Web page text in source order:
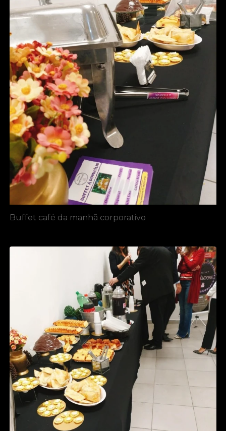
Buffet café da manhã corporativo